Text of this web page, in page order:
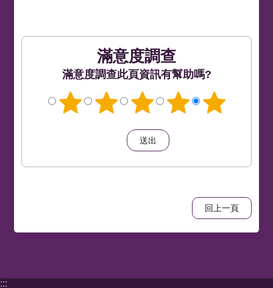
滿意度調查此頁資訊有幫助嗎?
回上一頁
:::